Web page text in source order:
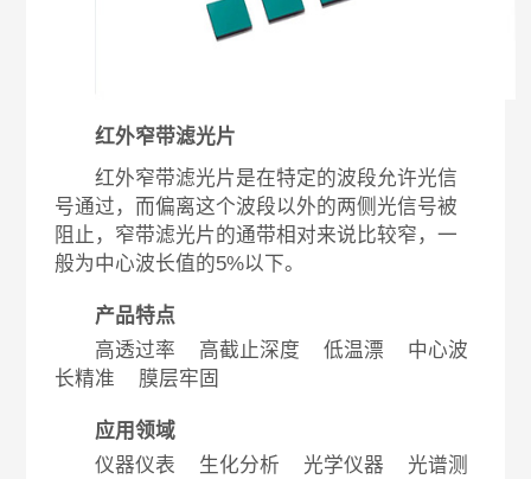
红外窄带滤光片
红外窄带滤光片是在特定的波段允许光信
号通过，而偏离这个波段以外的两侧光信号被
阻止，窄带滤光片的通带相对来说比较窄，一
般为中心波长值的5%以下。
产品特点
高透过率 高截止深度 低温漂 中心波
长精准 膜层牢固
应用领域
仪器仪表 生化分析 光学仪器 光谱测